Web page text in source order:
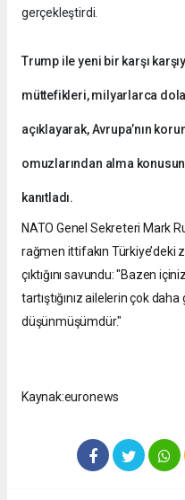
gerçekleştirdi.
Trump ile yeni bir karşı
müttefikleri, milyarlarca
açıklayarak, Avrupa’nın
omuzlarından alma
kanıtladı.
NATO Genel Sekreteri Mark
rağmen ittifakın Türkiye’deki
çıktığını savundu: "Bazen
tartıştığınız ailelerin çok
düşünmüşümdür."
Kaynak:euronews